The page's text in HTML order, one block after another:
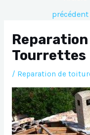
l’articleprécédent
Tourrettes
/ Reparation de